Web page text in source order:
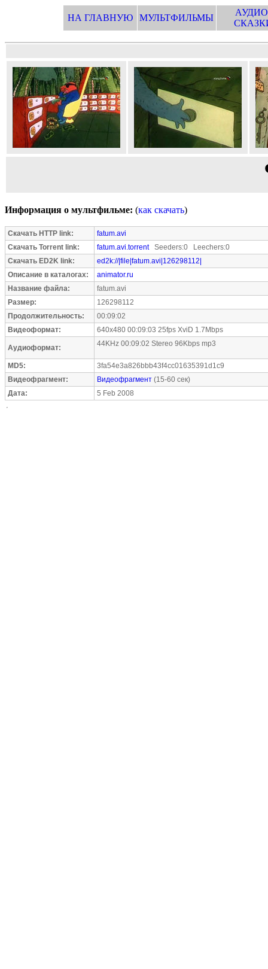
НА ГЛАВНУЮ МУЛЬТФИЛЬМЫ
Информация о мультфильме: (как скачать)
Скачать HTTP link:
fatum.avi
Скачать Torrent link:
fatum.avi.torrentSeeders:0 Leechers:0
Скачать ED2K link:
ed2k://|file|fatum.avi|126298112|
Описание в каталогах:
animator.ru
Название файла:
fatum.avi
Размер:
126298112
Продолжительность:
00:09:02
Видеоформат:
640x480 00:09:03 25fps XviD 1.7Mbps
Аудиоформат: 44KHz 00:09:02 Stereo 96Kbps mp3
MD5:
3fa54e3a826bbb43f4cc01635391d1c9
Видеофрагмент:
Видеофрагмент (15-60 сек)
Дата:
5 Feb 2008